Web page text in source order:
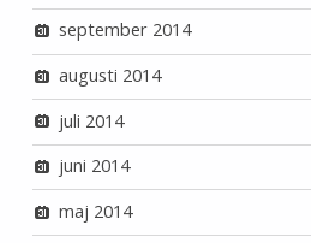
september 2014
augusti 2014
juli 2014
juni 2014
maj 2014